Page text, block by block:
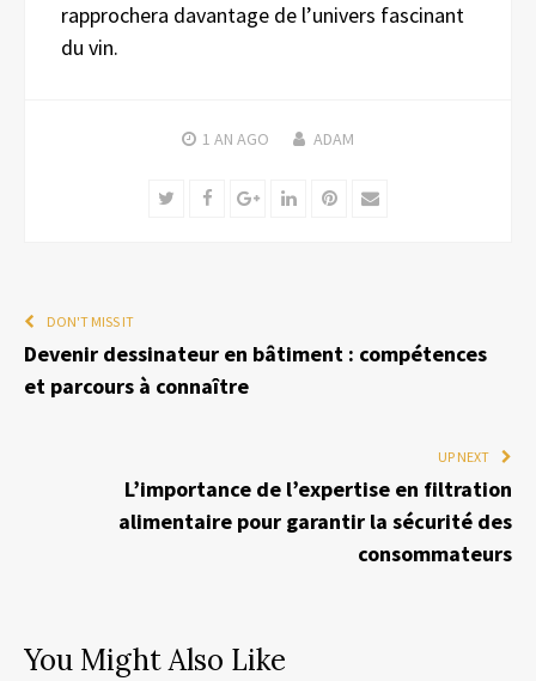
rapprochera davantage de l’univers fascinant
du vin.
1 AN AGO ADAM
TwitterFacebookGoogle+LinkedInPinterest
Email
DON'T MISS IT
Devenir dessinateur en bâtiment : compétences
et parcours à connaître
UP NEXT
L’importance de l’expertise en filtration
alimentaire pour garantir la sécurité des
consommateurs
You Might Also Like